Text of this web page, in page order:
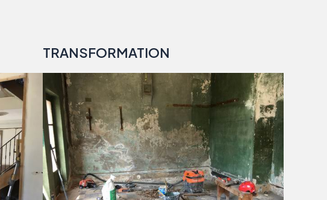
TRANSFORMATION